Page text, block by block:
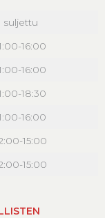
suljettu
16:00
16:00
18:30
16:00
15:00
15:00